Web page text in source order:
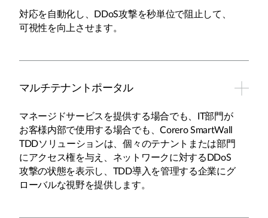
対応を自動化し、DDoS攻撃を秒単位で阻止して、
可視性を向上させます。
マルチテナントポータル
マネージドサービスを提供する場合でも、IT部門が
お客様内部で使用する場合でも、Corero SmartWall
TDDソリューションは、個々のテナントまたは部門
にアクセス権を与え、ネットワークに対するDDoS
攻撃の状態を表示し、TDD導入を管理する企業にグ
ローバルな視野を提供します。